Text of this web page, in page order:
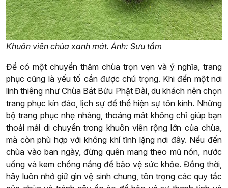
Khuôn viên chùa xanh mát. Ảnh: Sưu tầm
Để có một chuyến thăm chùa trọn vẹn và ý nghĩa, trang
phục cũng là yếu tố cần được chú trọng. Khi đến một nơi
linh thiêng như Chùa Bát Bửu Phật Đài, du khách nên chọn
trang phục kín đáo, lịch sự để thể hiện sự tôn kính. Những
bộ trang phục nhẹ nhàng, thoáng mát không chỉ giúp bạn
thoải mái di chuyển trong khuôn viên rộng lớn của chùa,
mà còn phù hợp với không khí tĩnh lặng nơi đây. Nếu đến
chùa vào ban ngày, đừng quên mang theo mũ nón, nước
uống và kem chống nắng để bảo vệ sức khỏe. Đồng thời,
hãy luôn nhớ giữ gìn vệ sinh chung, tôn trọng các quy tắc